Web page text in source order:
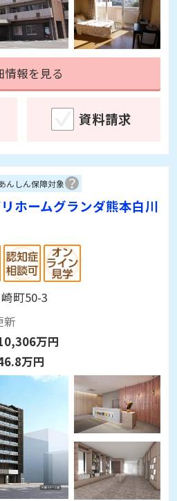
情報を見る
資料請求
んしん保障対象
ホームグランダ熊本白川
町50-3
万円
万円